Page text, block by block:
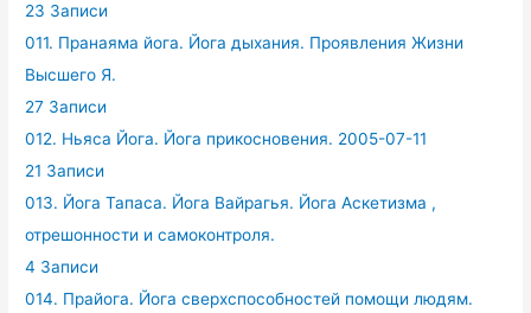
23 Записи
011. Пранаяма йога. Йога дыхания. Проявления Жизни
Высшего Я.
27 Записи
012. Ньяса Йога. Йога прикосновения. 2005-07-11
21 Записи
013. Йога Тапаса. Йога Вайрагья. Йога Аскетизма ,
отрешонности и самоконтроля.
4 Записи
014. Прайога. Йога сверхспособностей помощи людям.